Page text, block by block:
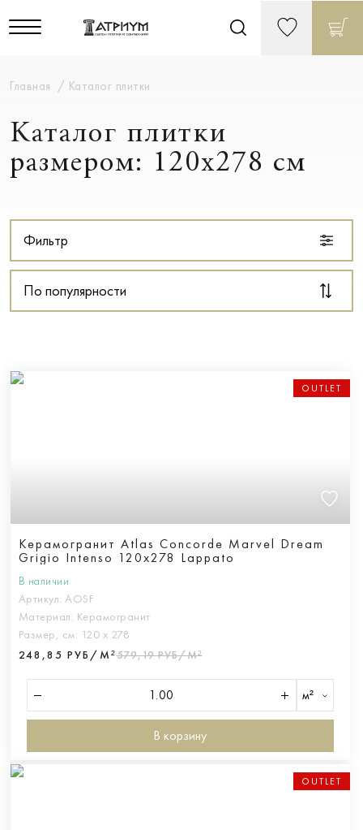
Главная Каталог плитки
Каталог плитки
размером: 120x278 см
Фильтр
По популярности
OUTLET
Керамогранит Atlas Concorde Marvel Dream
Grigio Intenso 120x278 Lappato
В наличии
Артикул: AOSF
Материал: Керамогранит
Размер, см: 120 х 278
248,85 РУБ/М²579,19 РУБ/М²
м²
В корзину
OUTLET